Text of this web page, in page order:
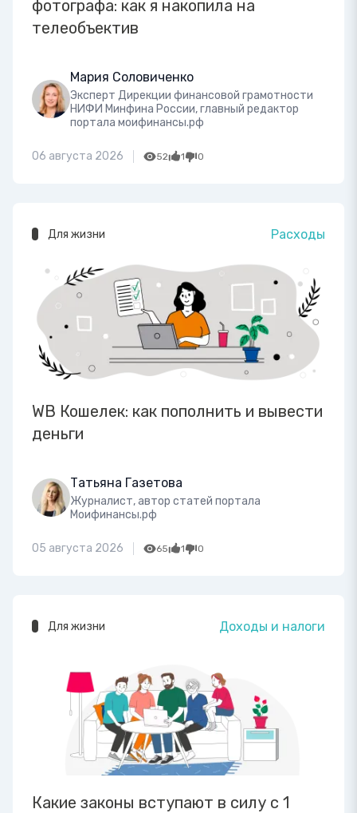
фотографа: как я накопила на
телеобъектив
Мария Соловиченко
Эксперт Дирекции финансовой грамотности
НИФИ Минфина России, главный редактор
портала моифинансы.рф
06 августа 2026 52 1 0
Для жизни Расходы
WB Кошелек: как пополнить и вывести
деньги
Татьяна Газетова
Журналист, автор статей портала
Моифинансы.рф
05 августа 2026 65 1 0
Для жизни Доходы и налоги
Какие законы вступают в силу с 1